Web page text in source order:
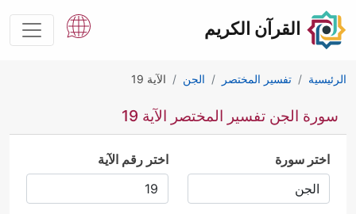
القرآن الكريم
الرئيسية تفسير المختصر الجن الآية 19
سورة الجن تفسير المختصر الآية 19
اختر سورة اختر رقم الآية